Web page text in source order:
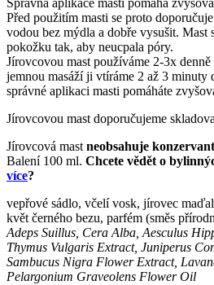
Správná aplikace mastí pomáhá
Před použitím masti se proto
vodou bez mýdla a dobře vysušit. Mast
pokožku tak, aby neucpala póry.
Jírovcovou mast používáme 2-3x
jemnou masáží ji vtíráme 2 až 3
správné aplikaci masti pomáháte
Jírovcovou mast doporučujeme
Jírovcová mast neobsahuje
Balení 100 ml. Chcete vědět o
více?
vepřové sádlo, včelí vosk, jírovec
květ černého bezu, parfém (směs
Adeps Suillus, Cera Alba, Aesculus
Thymus Vulgaris Extract, Juniperus
Sambucus Nigra Flower Extract,
Pelargonium Graveolens Flower Oil